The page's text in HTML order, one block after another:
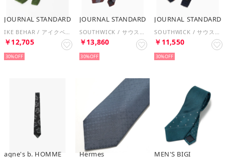
JOURNAL STANDARD
￥12,705
30%
JOURNAL STANDARD
￥13,860
30%
JOURNAL STANDARD
￥11,550
30%
agne's b. HOMME Hermes MEN'S BIGI